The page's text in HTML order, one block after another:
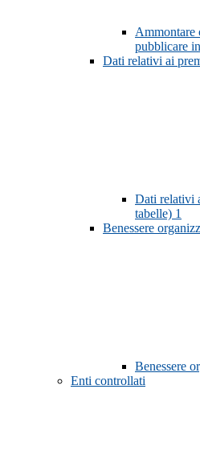
Ammontare
pubblicare
Dati relativi ai
Dati relativi
tabelle) 1
Benessere
Benessere
Enti controllati